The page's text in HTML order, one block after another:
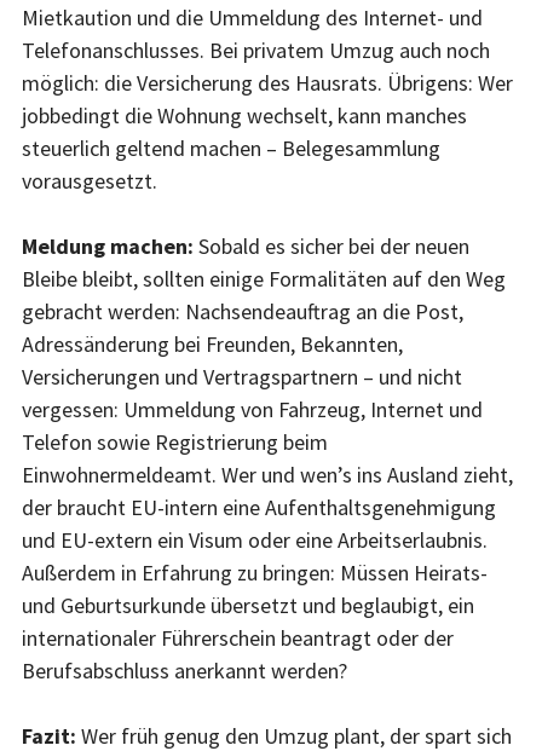
Mietkaution und die Ummeldung des Internet- und
Telefonanschlusses. Bei privatem Umzug auch noch
möglich: die Versicherung des Hausrats. Übrigens: Wer
jobbedingt die Wohnung wechselt, kann manches
steuerlich geltend machen – Belegesammlung
vorausgesetzt.
Meldung machen: Sobald es sicher bei der neuen
Bleibe bleibt, sollten einige Formalitäten auf den Weg
gebracht werden: Nachsendeauftrag an die Post,
Adressänderung bei Freunden, Bekannten,
Versicherungen und Vertragspartnern – und nicht
vergessen: Ummeldung von Fahrzeug, Internet und
Telefon sowie Registrierung beim
Einwohnermeldeamt. Wer und wen’s ins Ausland zieht,
der braucht EU-intern eine Aufenthaltsgenehmigung
und EU-extern ein Visum oder eine Arbeitserlaubnis.
Außerdem in Erfahrung zu bringen: Müssen Heirats-
und Geburtsurkunde übersetzt und beglaubigt, ein
internationaler Führerschein beantragt oder der
Berufsabschluss anerkannt werden?
Fazit: Wer früh genug den Umzug plant, der spart sich